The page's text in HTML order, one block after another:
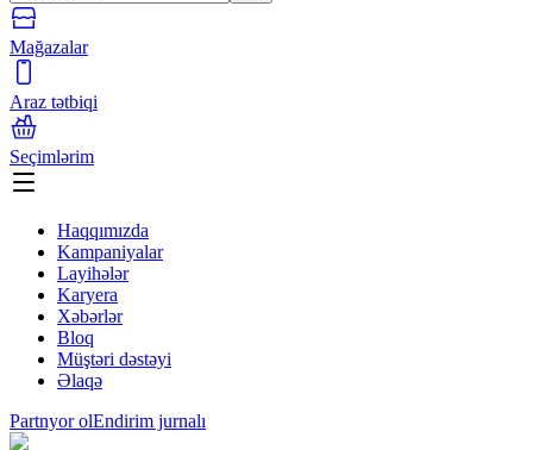
Mağazalar
Araz tətbiqi
Seçimlərim
Haqqımızda
Kampaniyalar
Layihələr
Karyera
Xəbərlər
Bloq
Müştəri dəstəyi
Əlaqə
Partnyor olEndirim jurnalı